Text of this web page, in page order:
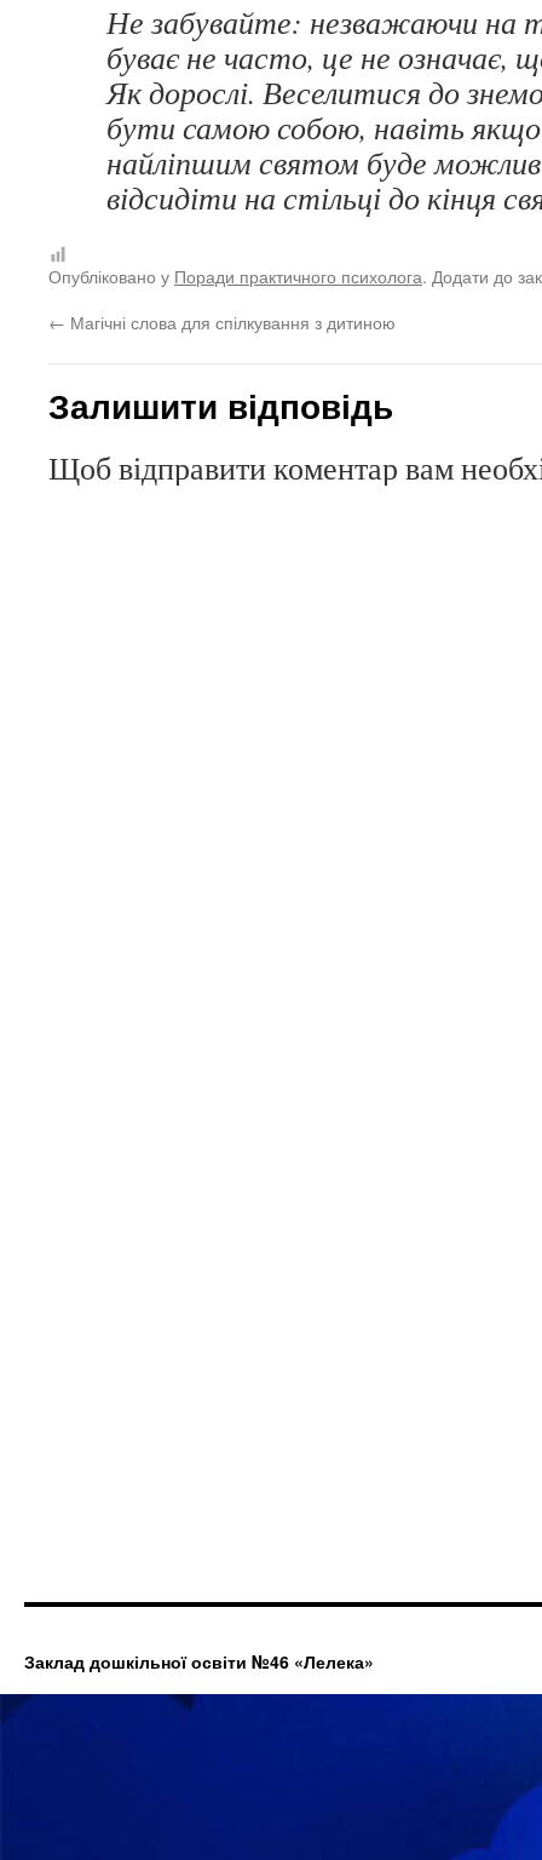
Не забувайте: незважаючи на
буває не часто, це не означає,
Як дорослі. Веселитися до
бути самою собою, навіть
найліпшим святом буде
відсидіти на стільці до кінця
Опубліковано у Поради практичного психолога. Додати до
← Магічні слова для спілкування з дитиною
Залишити відповідь
Щоб відправити коментар вам
Заклад дошкільної освіти №46 «Лелека»